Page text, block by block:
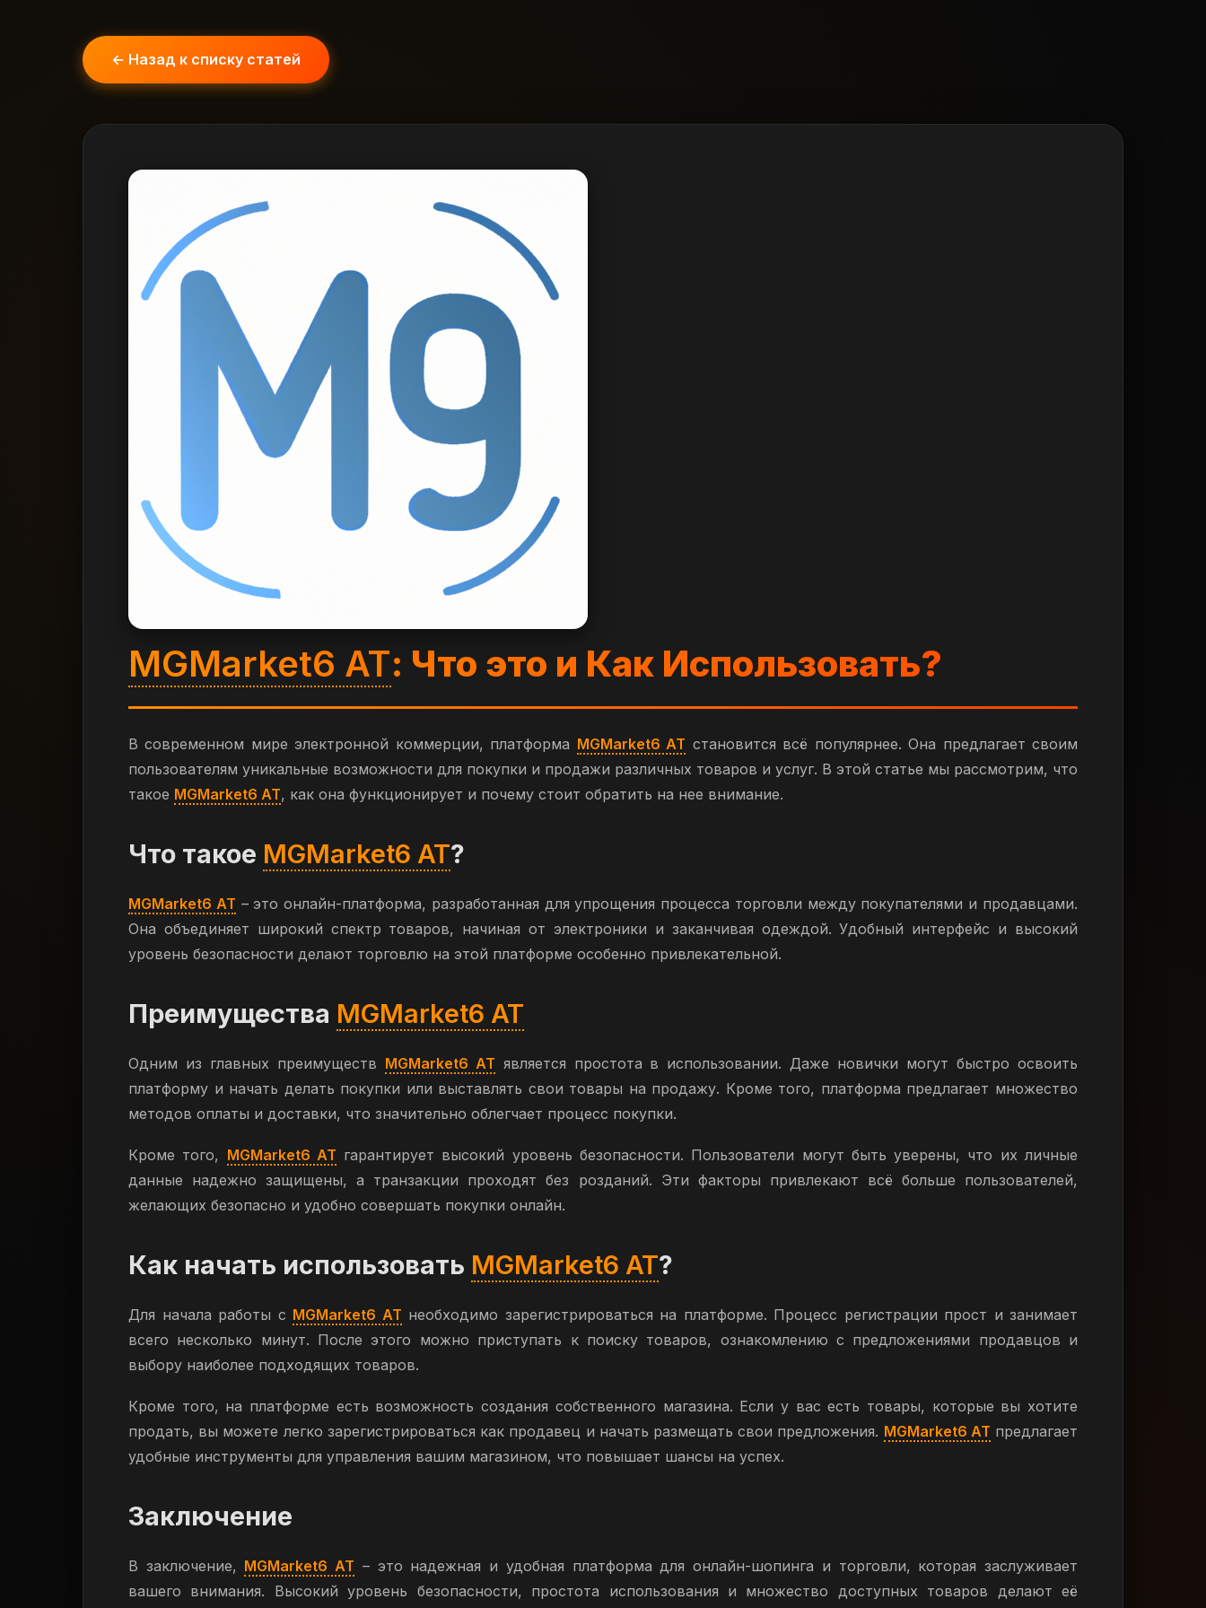
← Назад к списку статей
MGMarket6 AT: Что это и Как Использовать?
В современном мире электронной коммерции, платформа MGMarket6 AT становится всё популярнее. Она предлагает своим
пользователям уникальные возможности для покупки и продажи различных товаров и услуг. В этой статье мы рассмотрим, что
такое MGMarket6 AT, как она функционирует и почему стоит обратить на нее внимание.
Что такое MGMarket6 AT?
MGMarket6 AT – это онлайн-платформа, разработанная для упрощения процесса торговли между покупателями и продавцами.
Она объединяет широкий спектр товаров, начиная от электроники и заканчивая одеждой. Удобный интерфейс и высокий
уровень безопасности делают торговлю на этой платформе особенно привлекательной.
Преимущества MGMarket6 AT
Одним из главных преимуществ MGMarket6 AT является простота в использовании. Даже новички могут быстро освоить
платформу и начать делать покупки или выставлять свои товары на продажу. Кроме того, платформа предлагает множество
методов оплаты и доставки, что значительно облегчает процесс покупки.
Кроме того, MGMarket6 AT гарантирует высокий уровень безопасности. Пользователи могут быть уверены, что их личные
данные надежно защищены, а транзакции проходят без розданий. Эти факторы привлекают всё больше пользователей,
желающих безопасно и удобно совершать покупки онлайн.
Как начать использовать MGMarket6 AT?
Для начала работы с MGMarket6 AT необходимо зарегистрироваться на платформе. Процесс регистрации прост и занимает
всего несколько минут. После этого можно приступать к поиску товаров, ознакомлению с предложениями продавцов и
выбору наиболее подходящих товаров.
Кроме того, на платформе есть возможность создания собственного магазина. Если у вас есть товары, которые вы хотите
продать, вы можете легко зарегистрироваться как продавец и начать размещать свои предложения. MGMarket6 AT предлагает
удобные инструменты для управления вашим магазином, что повышает шансы на успех.
Заключение
В заключение, MGMarket6 AT – это надежная и удобная платформа для онлайн-шопинга и торговли, которая заслуживает
вашего внимания. Высокий уровень безопасности, простота использования и множество доступных товаров делают её